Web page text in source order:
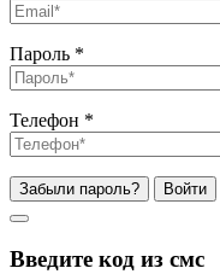
Пароль *
Телефон *
Забыли пароль? Войти
Введите код из смс